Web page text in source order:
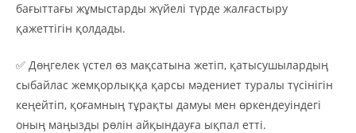
бағыттағы жұмыстарды жүйелі түрде жалғастыру
қажеттігін қолдады.
✅ Дөңгелек үстел өз мақсатына жетіп, қатысушылардың
сыбайлас жемқорлыққа қарсы мәдениет туралы түсінігін
кеңейтіп, қоғамның тұрақты дамуы мен өркендеуіндегі
оның маңызды рөлін айқындауға ықпал етті.